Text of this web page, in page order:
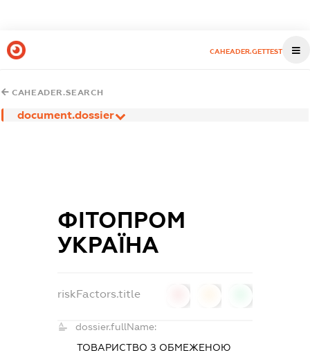
CAHEADER.GETTEST
CAHEADER.SEARCH
document.dossier
ФІТОПРОМ
УКРАЇНА
riskFactors.title
dossier.fullName:
ТОВАРИСТВО З ОБМЕЖЕНОЮ